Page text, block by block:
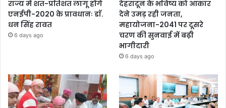
राज्य में शत-प्रतिशत लागू होंगे
एनईपी-2020 के प्रावधानः डाॅ.
धन सिंह रावत
6 days ago
देहरादून के भविष्य को आकार
देने उमड़ रही जनता,
महायोजना-2041 पर दूसरे
चरण की सुनवाई में बढ़ी
भागीदारी
6 days ago